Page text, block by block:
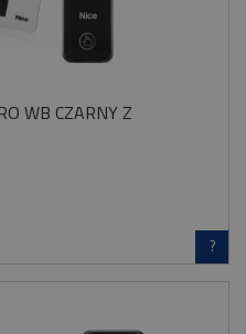
WB CZARNY Z
?